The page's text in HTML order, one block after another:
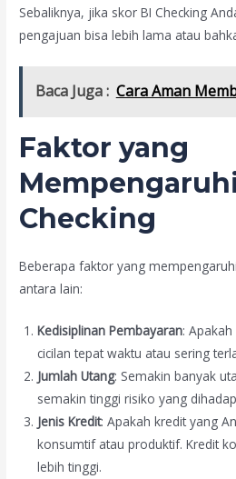
Sebaliknya, jika skor BI Checking
pengajuan bisa lebih lama atau
Baca Juga : Cara Aman
Faktor yang
Checking
Beberapa faktor yang
antara lain:
Kedisiplinan Pembayaran:
cicilan tepat waktu atau sering
Jumlah Utang: Semakin banyak
semakin tinggi risiko yang
Jenis Kredit: Apakah kredit yang
konsumtif atau produktif. Kredit
lebih tinggi.